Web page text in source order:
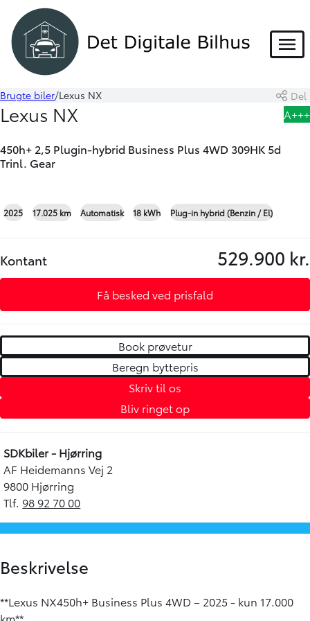
Menu
Book prøvetur
Beregn byttepris
Skriv til os
Brugte biler Lexus NX Del
Lexus NX
450h+ 2,5 Plugin-hybrid Business Plus 4WD 309HK 5d
Trinl. Gear
A+++
HYBRID
2025 17.025 km Automatisk 18 kWh Plug-in hybrid (Benzin / El)
Kontant 529.900 kr.
Få besked ved prisfald
Book prøvetur
Beregn byttepris
Skriv til os
Bliv ringet op
SDKbiler - Hjørring
AF Heidemanns Vej 2
9800 Hjørring
Tlf.98 92 70 00
Beskrivelse
**Lexus NX450h+ Business Plus 4WD – 2025 - kun 17.000